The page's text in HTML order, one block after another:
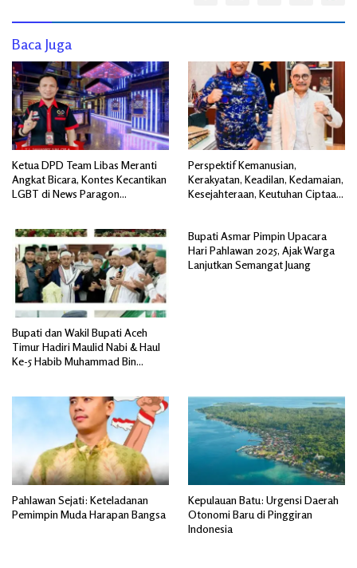
Baca Juga
Ketua DPD Team Libas Meranti
Angkat Bicara, Kontes Kecantikan
LGBT di News Paragon
Perspektif Kemanusian,
Kerakyatan, Keadilan, Kedamaian,
Kesejahteraan, Keutuhan Ciptaan
Tengah, Timur Indonesia
Bupati dan Wakil Bupati Aceh
Timur Hadiri Maulid Nabi & Haul
Ke-5 Habib Muhammad Bin
Bupati Asmar Pimpin Upacara
Hari Pahlawan 2025, Ajak Warga
Lanjutkan Semangat Juang
Pahlawan Sejati: Keteladanan
Pemimpin Muda Harapan Bangsa
Kepulauan Batu: Urgensi Daerah
Otonomi Baru di Pinggiran
Indonesia